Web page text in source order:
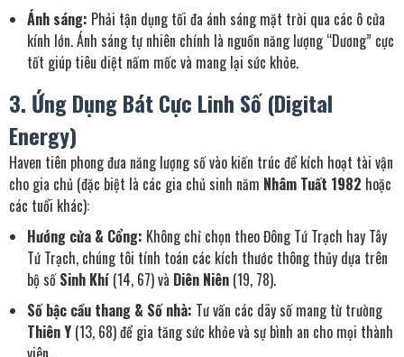
Ánh sáng: Phải tận dụng tối đa ánh sáng mặt trời qua các ô cửa
kính lớn. Ánh sáng tự nhiên chính là nguồn năng lượng “Dương” cực
tốt giúp tiêu diệt nấm mốc và mang lại sức khỏe.
3. Ứng Dụng Bát Cực Linh Số (Digital
Energy)
Haven tiên phong đưa năng lượng số vào kiến trúc để kích hoạt tài vận
cho gia chủ (đặc biệt là các gia chủ sinh năm Nhâm Tuất 1982 hoặc
các tuổi khác):
Hướng cửa & Cổng: Không chỉ chọn theo Đông Tứ Trạch hay Tây
Tứ Trạch, chúng tôi tính toán các kích thước thông thủy dựa trên
bộ sốSinh Khí (14, 67) và Diên Niên (19, 78).
Số bậc cầu thang & Số nhà: Tư vấn các dãy số mang từ trường
Thiên Y (13, 68) để gia tăng sức khỏe và sự bình an cho mọi thành